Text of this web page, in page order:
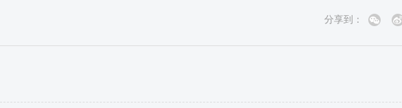
分享到：